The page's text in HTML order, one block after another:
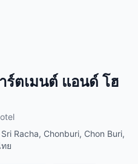
ร์ตเมนต์ แอนด์ โฮ
Racha, Chonburi, Chon Buri,
ย